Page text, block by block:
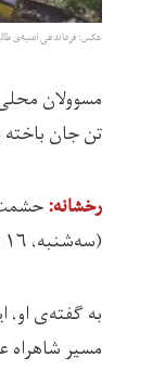
عکس: فرماندهی امنیه‌ی
مسوولان
تن جان باخته و۳۳ تن دیگر به‌شمول زنان و کودکان زخمی
رخشانه:
(سه‌شنبه، ۱۶ ثور) در ساحه‌ی «کفتر خانه» ولسوالی خلم این ولایت رخ داده است.
مسیر